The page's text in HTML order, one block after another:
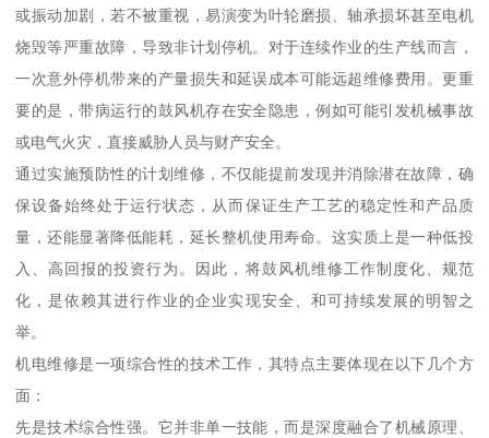
或振动加剧，若不被重视，易演变为叶轮磨损、轴承损坏甚至电机
烧毁等严重故障，导致非计划停机。对于连续作业的生产线而言，
一次意外停机带来的产量损失和延误成本可能远超维修费用。更重
要的是，带病运行的鼓风机存在安全隐患，例如可能引发机械事故
或电气火灾，直接威胁人员与财产安全。
通过实施预防性的计划维修，不仅能提前发现并消除潜在故障，确
保设备始终处于运行状态，从而保证生产工艺的稳定性和产品质
量，还能显著降低能耗，延长整机使用寿命。这实质上是一种低投
入、高回报的投资行为。因此，将鼓风机维修工作制度化、规范
化，是依赖其进行作业的企业实现安全、和可持续发展的明智之
举。
机电维修是一项综合性的技术工作，其特点主要体现在以下几个方
面：
先是技术综合性强。它并非单一技能，而是深度融合了机械原理、